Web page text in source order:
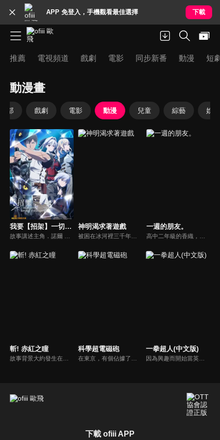
APP 免登入，手機觀看最佳選擇 下載
推薦 電視頻道 戲劇 電影 同步新番 動漫 短
動漫畫
全部 戲劇 電影 動漫 兒童 綜藝 娛樂
我要【招架】一切～反誤解的世界最強想成為冒險家～
故事講述主角．諾爾 是個憧憬冒險者卻沒有才能的青年。不過努力不懈的他，將透過磨練防禦技「招架」，讓自己從最低階提升到異次元的領域，並在拯救王女後展開意想不到的經歷。
神明渴求著遊戲
被困在冰河裡三千年的少女蕾茜甦醒了。 原本是神明的她從一開始就宣稱：「給我帶來這個時代最會玩遊戲的人」。 被提名的人是一位在《眾神的遊戲》中保持不敗並贏得三場比賽的少年斐伊。 他來到她所監視的秘院遺跡分院。 在那裡，他被蕾茜挑戰「自我介紹神經衰弱」…！ ？
一週的朋友。
高中二年級的香織，因不明原因，讓她對於周遭朋友的記憶「只有短短一週」。為了不讓人誤會或是傷心，漸漸地把自己孤立起來。此時，同班同學祐樹在偶然得知這個事實，仍願意每週重新和香織交朋友。究竟開朗誠懇的祐樹能不能帶着香織走出這個無限迴圈？ 讓香織可以親口說出「我們是好朋友」這句話呢？
斬! 赤紅之瞳 科學超電磁砲 一拳超人(中文版)
下載 ofiii APP